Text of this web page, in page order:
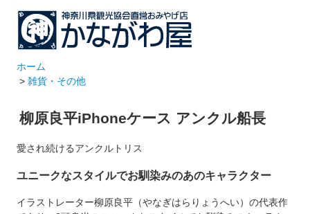
ホーム
>雑貨・その他
柳原良平iPhoneケース アンクル船長
愛され続けるアンクルトリス
ユニークなスタイルでお馴染みのあのキャラクター
イラストレーター柳原良平（やなぎはらりょうへい）の代表作